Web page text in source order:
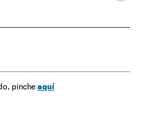
pinche aquí